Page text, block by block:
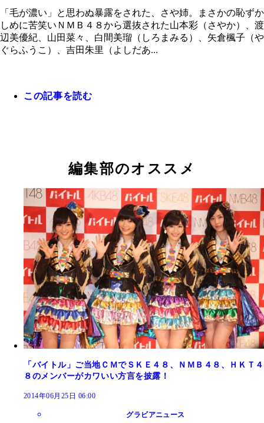
「毛が濃い」と思わぬ暴露をされた、さや姉。まさかの恥ずか
しめに苦笑いＮＭＢ４８から選抜された山本彩（さやか）、渡
辺美優紀、山田菜々、白間美瑠（しろまみる）、矢倉楓子（や
ぐらふうこ）、吉田朱里（よしだあ...
この記事を読む
編集部のオススメ
「バイトル」ご当地ＣＭでＳＫＥ４８、ＮＭＢ４８、ＨＫＴ４
８のメンバーがカワいい方言を披露！
2014年06月25日 06:00
グラビアニュース